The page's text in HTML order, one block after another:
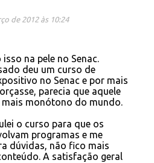
de 2012 às 10:24
na pele no Senac.
deu um curso de
no Senac e por mais
parecia que aquele
monótono do mundo.
o curso para que os
programas e me
dúvidas, não fico mais
A satisfação geral